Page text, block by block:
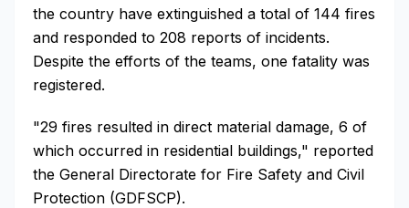
the country have extinguished a total of 144 fires
and responded to 208 reports of incidents.
Despite the efforts of the teams, one fatality was
registered.
"29 fires resulted in direct material damage, 6 of
which occurred in residential buildings," reported
the General Directorate for Fire Safety and Civil
Protection (GDFSCP).